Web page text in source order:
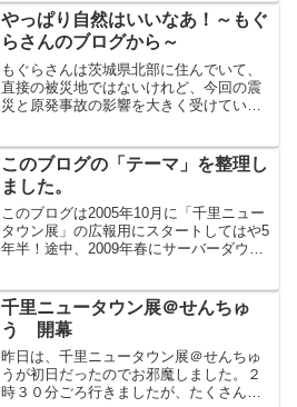
した！●実はokkunがかぶる覚悟でいた
「ダン...
やっぱり自然はいいなあ！～もぐ
らさんのブログから～
もぐらさんは茨城県北部に住んでいて、
直接の被災地ではないけれど、今回の震
災と原発事故の影響を大きく受けていま
いるようです。「ブラジャーがたりな
い」の情報は女性として乳が...
このブログの「テーマ」を整理し
ました。
このブログは2005年10月に「千里ニュー
タウン展」の広報用にスタートしてはや5
年半！途中、2009年春にサーバーダウン
救出引越しし、しぶと～く皆で書き継い
できました。お...
千里ニュータウン展＠せんちゅ
う 開幕
昨日は、千里ニュータウン展＠せんちゅ
うが初日だったのでお邪魔しました。２
時３０分ごろ行きましたが、たくさんの